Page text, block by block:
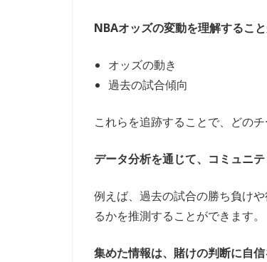
NBAオッズの変動を理解すること
オッズの動き
過去の試合傾向
これらを追跡することで、どの
データ分析を通じて、コミュニ
例えば、過去の試合の勝ち負け
るかを推測することができます。
集めた情報は、賭けの判断に自信